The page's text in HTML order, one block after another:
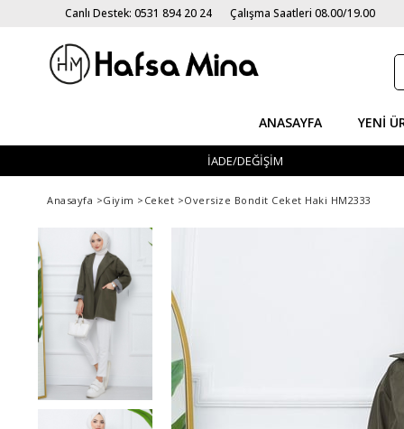
Canlı Destek: 0531 894 20 24 Çalışma Saatleri 08.00/19.00
ANASAYFA YENI
İADE/DEĞİŞİM
Anasayfa >Giyim > Ceket >Oversize Bondit Ceket Haki HM2333